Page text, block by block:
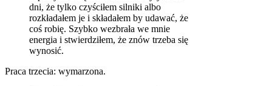
dni, że tylko czyściłem silniki albo
rozkładałem je i składałem by udawać, że
coś robię. Szybko wezbrała we mnie
energia i stwierdziłem, że znów trzeba się
wynosić.
Praca trzecia: wymarzona.